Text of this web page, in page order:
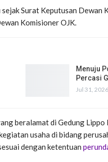
Surat Keputusan Dewan
Komisioner OJK.
Menuju
Percasi
Jul 31, 2026
beralamat di Gedung Lippo
usaha di bidang
dengan ketentuan